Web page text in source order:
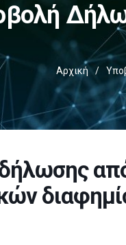
Αρχική /